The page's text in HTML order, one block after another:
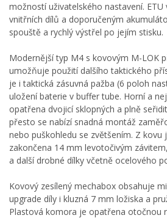
možností uživatelského nastavení.
vnitřních dílů a doporučeným
spouště a rychlý výstřel po jejím stisku.
Modernější typ M4 s kovovým M-LOK
umožňuje použití dalšího taktického
je i taktická zásuvná pažba (6 poloh
uložení baterie v buffer tube. Horní a
opatřena dvojicí sklopných a plně
přesto se nabízí snadná montáž
nebo puškohledu se zvětšením. Z kovu
zakončena 14 mm levotočivým
a další drobné dílky včetně ocelového
Kovový zesílený mechabox obsahuje
upgrade díly i kluzná 7 mm ložiska a
Plastová komora je opatřena otočnou